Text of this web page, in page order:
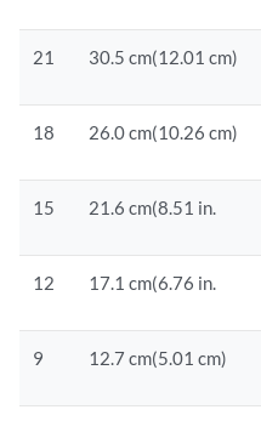
21 30.5 cm(12.01 cm)
18 26.0 cm(10.26 cm)
15 21.6 cm(8.51 in.
12 17.1 cm(6.76 in.
9 12.7 cm(5.01 cm)